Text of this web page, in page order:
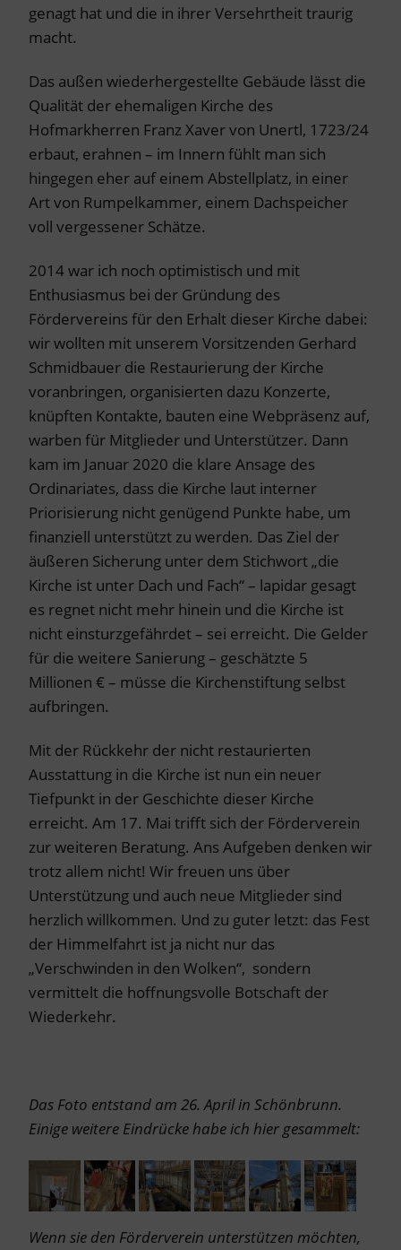
genagt hat und die in ihrer Versehrtheit traurig
macht.
Das außen wiederhergestellte Gebäude lässt die
Qualität der ehemaligen Kirche des
Hofmarkherren Franz Xaver von Unertl, 1723/24
erbaut, erahnen – im Innern fühlt man sich
hingegen eher auf einem Abstellplatz, in einer
Art von Rumpelkammer, einem Dachspeicher
voll vergessener Schätze.
2014 war ich noch optimistisch und mit
Enthusiasmus bei der Gründung des
Fördervereins für den Erhalt dieser Kirche dabei:
wir wollten mit unserem Vorsitzenden Gerhard
Schmidbauer die Restaurierung der Kirche
voranbringen, organisierten dazu Konzerte,
knüpften Kontakte, bauten eine Webpräsenz auf,
warben für Mitglieder und Unterstützer. Dann
kam im Januar 2020 die klare Ansage des
Ordinariates, dass die Kirche laut interner
Priorisierung nicht genügend Punkte habe, um
finanziell unterstützt zu werden. Das Ziel der
äußeren Sicherung unter dem Stichwort „die
Kirche ist unter Dach und Fach“ – lapidar gesagt
es regnet nicht mehr hinein und die Kirche ist
nicht einsturzgefährdet – sei erreicht. Die Gelder
für die weitere Sanierung – geschätzte 5
Millionen € – müsse die Kirchenstiftung selbst
aufbringen.
Mit der Rückkehr der nicht restaurierten
Ausstattung in die Kirche ist nun ein neuer
Tiefpunkt in der Geschichte dieser Kirche
erreicht. Am 17. Mai trifft sich der Förderverein
zur weiteren Beratung. Ans Aufgeben denken wir
trotz allem nicht! Wir freuen uns über
Unterstützung und auch neue Mitglieder sind
herzlich willkommen. Und zu guter letzt: das Fest
der Himmelfahrt ist ja nicht nur das
„Verschwinden in den Wolken“, sondern
vermittelt die hoffnungsvolle Botschaft der
Wiederkehr.
Das Foto entstand am 26. April in Schönbrunn.
Einige weitere Eindrücke habe ich hier gesammelt:
Wenn sie den Förderverein unterstützen möchten,